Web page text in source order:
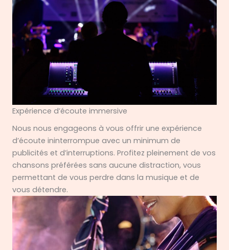
Expérience d’écoute immersive
Nous nous engageons à vous offrir une expérience
d’écoute ininterrompue avec un minimum de
publicités et d’interruptions. Profitez pleinement de vos
chansons préférées sans aucune distraction, vous
permettant de vous perdre dans la musique et de
vous détendre.